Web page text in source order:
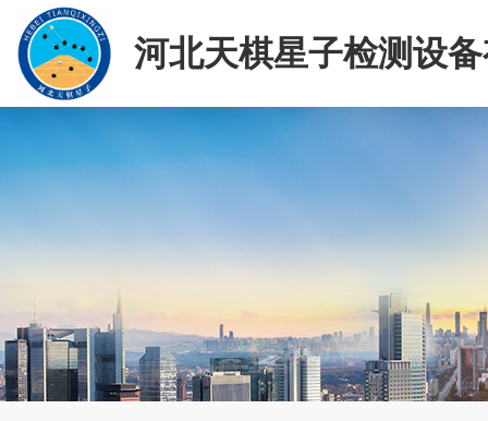
河北天棋星子检测设
司